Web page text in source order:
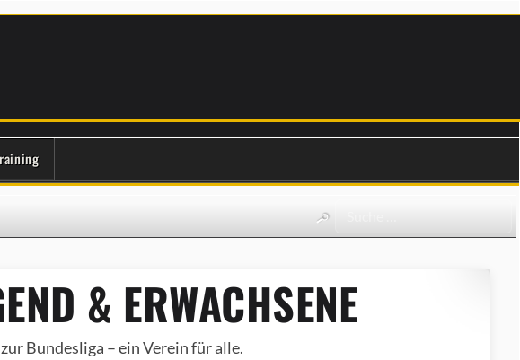
& ERWACHSENE
Bundesliga – ein Verein für alle.